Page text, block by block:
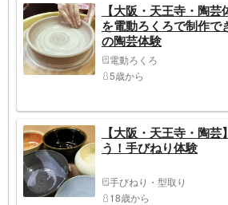
【大阪・天王寺・陶
を電動ろくろで制作で
の陶芸体験
電動ろくろ
5歳から
【大阪・天王寺・陶
う！手びねり体験
手びねり・型取り
18歳から